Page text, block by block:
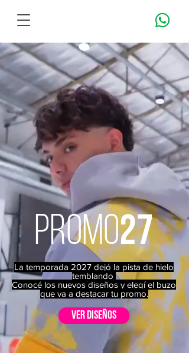
promo27
La temporada 2027 dejó la pista de hielo
temblando
Conocé los nuevos diseños y elegí el buzo
que va a destacar tu promo.
ver diseños